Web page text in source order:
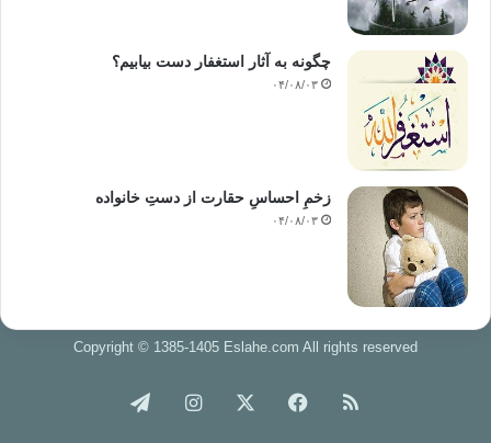
چگونه به آثار استغفار دست بیابیم؟
۰۴/۰۸/۰۳
زخمِ احساسِ حقارت از دستِ خانواده
۰۴/۰۸/۰۳
Copyright © 1385-1405 Eslahe.com All rights reserved
خوراک فیس اینستاگرام